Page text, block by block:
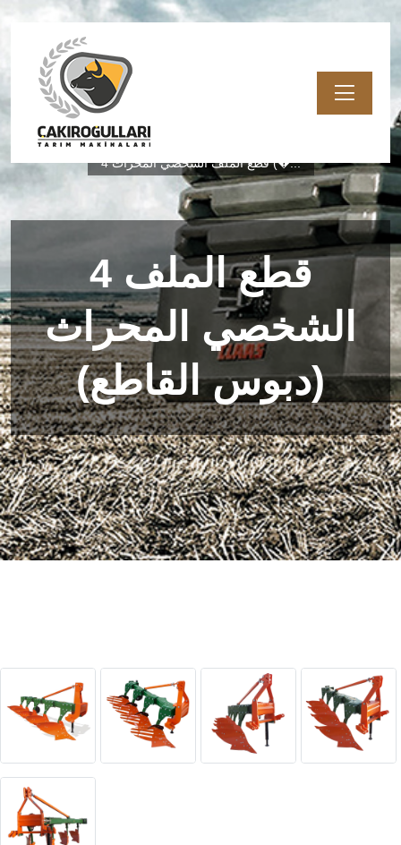
الصفحة الرئيسية
4 قطع الملف الشخصي المحراث (�...
4 قطع الملف
الشخصي المحراث
(دبوس القاطع)